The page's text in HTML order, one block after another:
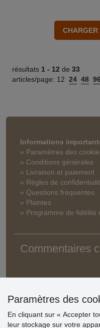
résultats 1 - 12 de 33
articles/page: 12 24 48 96
Informations
» Paramètres des
» Conditions générales
» Livraison et paiement
» Règles de
» Questions fréquentes
» Plaintes
» Programme de fidélité
Commentaires
Paramètres des
En cliquant sur « Accepter
leur stockage sur votre